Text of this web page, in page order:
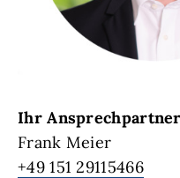
Ihr
Frank Meier
+49 151 29115466